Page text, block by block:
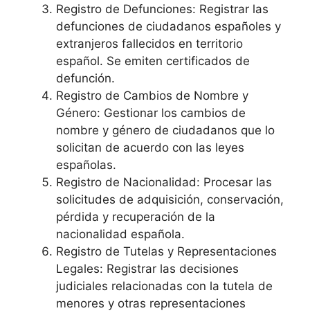
Registro de Defunciones: Registrar las
defunciones de ciudadanos españoles y
extranjeros fallecidos en territorio
español. Se emiten certificados de
defunción.
Registro de Cambios de Nombre y
Género: Gestionar los cambios de
nombre y género de ciudadanos que lo
solicitan de acuerdo con las leyes
españolas.
Registro de Nacionalidad: Procesar las
solicitudes de adquisición, conservación,
pérdida y recuperación de la
nacionalidad española.
Registro de Tutelas y Representaciones
Legales: Registrar las decisiones
judiciales relacionadas con la tutela de
menores y otras representaciones